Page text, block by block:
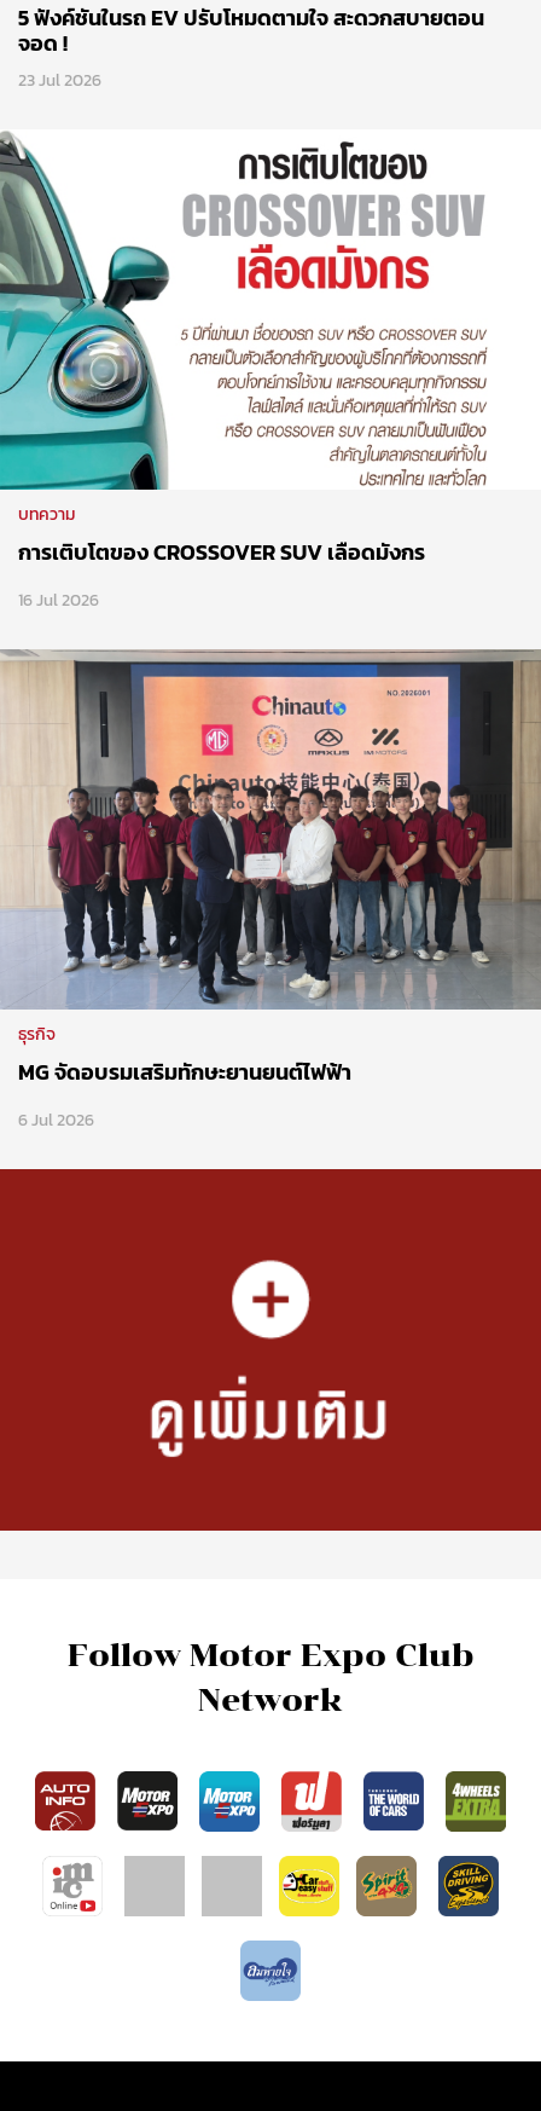
5 ฟังค์ชันในรถ EV ปรับโหมดตามใจ สะดวกสบายตอน
จอด !
23 Jul 2026
บทความ
การเติบโตของ CROSSOVER SUV เลือดมังกร
16 Jul 2026
ธุรกิจ
MG จัดอบรมเสริมทักษะยานยนต์ไฟฟ้า
6 Jul 2026
Follow Motor Expo Club
Network